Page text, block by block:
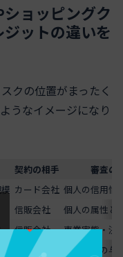
ョッピングク
ットの違いを
クの位置がまったく
うなイメージになり
契約の相手
審査の
カード会社 個人の信用情
信販会社
個人の属性と
信販会社
事業実態・決
制作会社 制作会社の与